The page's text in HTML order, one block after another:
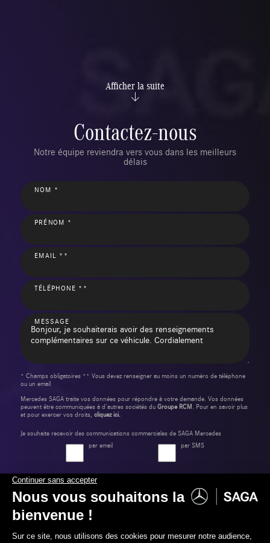
Afficher la suite
Contactez-nous
Notre équipe reviendra vers vous dans les meilleurs
délais
NOM *
PRÉNOM *
EMAIL **
TÉLÉPHONE **
MESSAGE
* Champs obligatoires ** Vous devez renseigner au moins un numéro de téléphone
ou un email
Mercedes SAGA traite vos données pour répondre à votre demande. Vos données
peuvent être communiquées à d’autres sociétés du Groupe RCM. Pour en savoir plus
et pour exercer vos droits, cliquez ici.
Je souhaite recevoir des communications commerciales de SAGA Mercedes
par email
par SMS
Envoyer ma demande